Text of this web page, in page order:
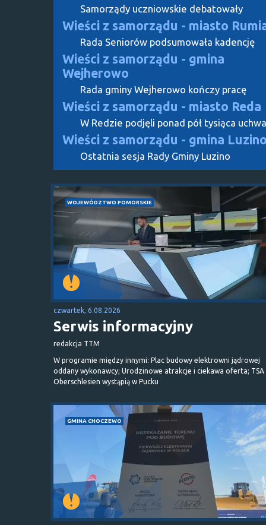
Samorządy uczniowskie debatowały
Wieści z samorządu - miasto
Rada Seniorów podsumowała kadencję
Wieści z samorządu - gmina
Wejherowo
Rada gminy Wejherowo kończy pracę
Wieści z samorządu - miasto Reda
W Redzie podjęli ponad pół tysiąca
Wieści z samorządu - gmina
Ostatnia sesja Rady Gminy Luzino
WOJEWÓDZTWO POMORSKIE
czwartek, 6.08.2026
Serwis informacyjny
redakcja TTM
W programie między innymi: Plac budowy elektrowni jądrowej
oddany wykonawcy; Urodzinowe atrakcje i ciekawa oferta; TSA
Oberschlesien wystąpią w Pucku
GMINA CHOCZEWO